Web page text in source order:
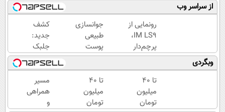
از سراسر وب
رونمایی از
IM LS9،
پرچم‌دار
فوق‌لوکس
EREV
وارد بازار
ایران شد
جوانسازی
طبیعی
پوست
بدون
بوتاکس و
جراحی
کشف
جدید:
جلبک
اسپیرولینا
پیری را
متوقف
می
کند50%تخفیف
وبگردی
تا ۴۰
میلیون
تومان
تا 40
میلیون
تومان
مسیر
همراهی
و